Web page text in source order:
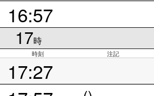
16:57
17時
時刻 注記
17:27